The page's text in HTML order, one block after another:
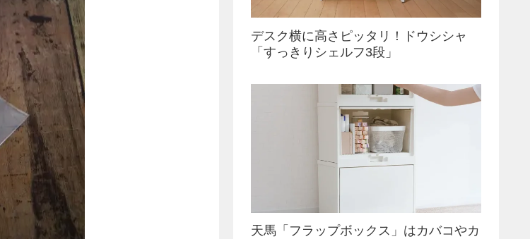
デスク横に高さピッタリ！ドウシシャ
「すっきりシェルフ3段」
天馬「フラップボックス」はカバコやカ